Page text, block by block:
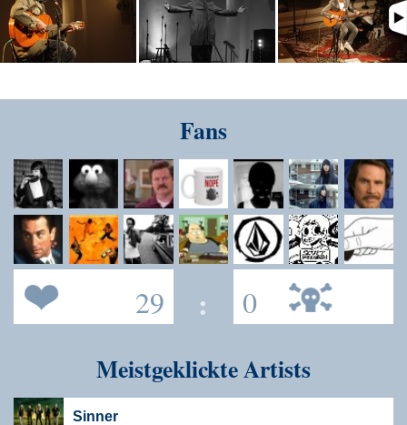
Fans
29 : 0
Meistgeklickte Artists
Sinner